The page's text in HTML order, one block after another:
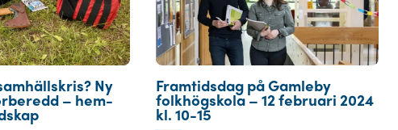
Ny
– hem-
Framtidsdag på Gamleby
folkhögskola – 12 februari 2024
kl. 10-15